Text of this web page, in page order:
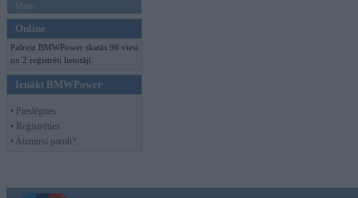
Moto
Online
Pašreiz BMWPower skatās 96 viesi
un 2 reģistrēti lietotāji.
Ienākt BMWPower
• Pieslēgties
• Reģistrēties
• Aizmirsi paroli?